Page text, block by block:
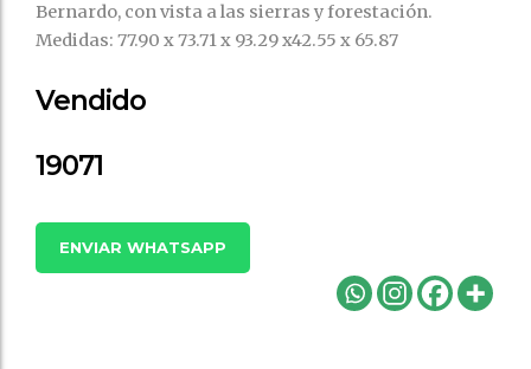
Bernardo, con vista a las sierras y forestación.
Medidas: 77.90 x 73.71 x 93.29 x42.55 x 65.87
Vendido
19071
ENVIAR WHATSAPP